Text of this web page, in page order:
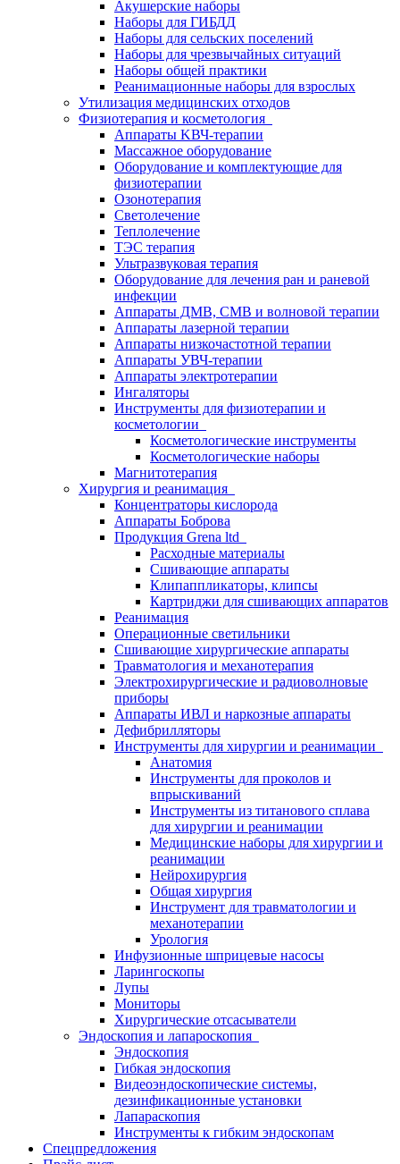
Акушерские наборы
Наборы для ГИБДД
Наборы для сельских поселений
Наборы для чрезвычайных ситуаций
Наборы общей практики
Реанимационные наборы для взрослых
Утилизация медицинских отходов
Физиотерапия и косметология
Аппараты KВЧ-терапии
Массажное оборудование
Оборудование и комплектующие для
физиотерапии
Озонотерапия
Светолечение
Теплолечение
ТЭС терапия
Ультразвуковая терапия
Оборудование для лечения ран и раневой
инфекции
Аппараты ДМВ, СМВ и волновой терапии
Аппараты лазерной терапии
Аппараты низкочастотной терапии
Аппараты УВЧ-терапии
Аппараты электротерапии
Ингаляторы
Инструменты для физиотерапии и
косметологии
Косметологические инструменты
Косметологические наборы
Магнитотерапия
Хирургия и реанимация
Концентраторы кислорода
Аппараты Боброва
Продукция Grena ltd
Расходные материалы
Сшивающие аппараты
Клипаппликаторы, клипсы
Картриджи для сшивающих аппаратов
Реанимация
Операционные светильники
Сшивающие хирургические аппараты
Травматология и механотерапия
Электрохирургические и радиоволновые
приборы
Аппараты ИВЛ и наркозные аппараты
Дефибрилляторы
Инструменты для хирургии и реанимации
Анатомия
Инструменты для проколов и
впрыскиваний
Инструменты из титанового сплава
для хирургии и реанимации
Медицинские наборы для хирургии и
реанимации
Нейрохирургия
Общая хирургия
Инструмент для травматологии и
механотерапии
Урология
Инфузионные шприцевые насосы
Ларингоскопы
Лупы
Мониторы
Хирургические отсасыватели
Эндоскопия и лапароскопия
Эндоскопия
Гибкая эндоскопия
Видеоэндоскопические системы,
дезинфикационные установки
Лапараскопия
Инструменты к гибким эндоскопам
Спецпредложения